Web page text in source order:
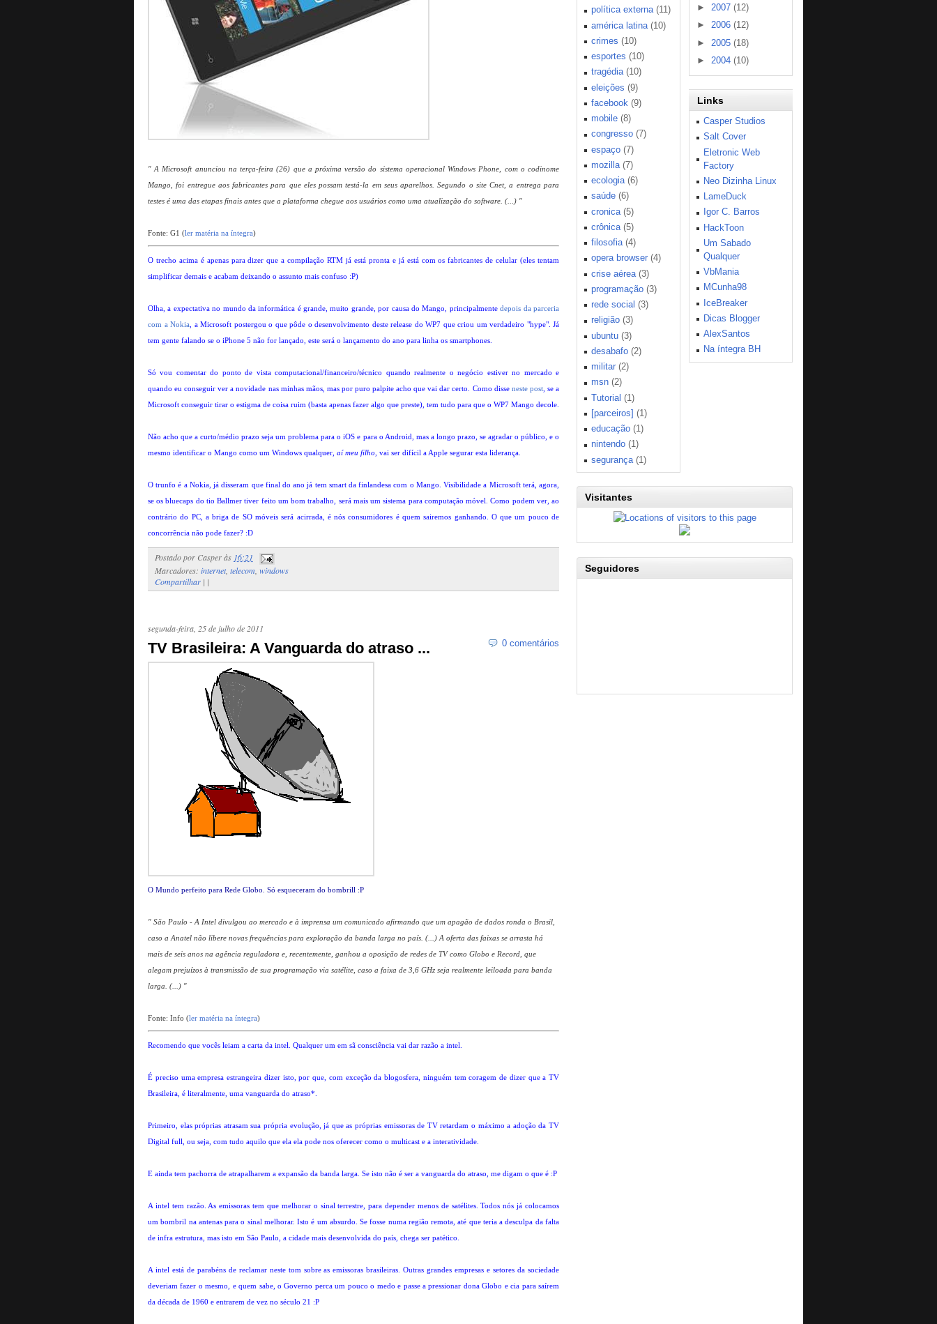
" A Microsoft anunciou na terça-feira (26) que a próxima versão do sistema operacional Windows Phone, com o codinome
Mango, foi entregue aos fabricantes para que eles possam testá-la em seus aparelhos. Segundo o site Cnet, a entrega para
testes é uma das etapas finais antes que a plataforma chegue aos usuários como uma atualização do software. (...) "
Fonte: G1 (ler matéria na íntegra)
O trecho acima é apenas para dizer que a compilação RTM já está pronta e já está com os fabricantes de celular (eles tentam
simplificar demais e acabam deixando o assunto mais confuso :P)
Olha, a expectativa no mundo da informática é grande, muito grande, por causa do Mango, principalmentedepois da parceria
com a Nokia , a Microsoft postergou o que pôde o desenvolvimento deste release do WP7 que criou um verdadeiro "hype". Já
tem gente falando se o iPhone 5 não for lançado, este será o lançamento do ano para linha os smartphones.
Só vou comentar do ponto de vista computacional/financeiro/técnico quando realmente o negócio estiver no mercado e
quando eu conseguir ver a novidade nas minhas mãos, mas por puro palpite acho que vai dar certo. Como disse neste post, se a
Microsoft conseguir tirar o estigma de coisa ruim (basta apenas fazer algo que preste), tem tudo para que o WP7 Mango decole.
Não acho que a curto/médio prazo seja um problema para o iOS e para o Android, mas a longo prazo, se agradar o público, e o
mesmo identificar o Mango como um Windows qualquer, aí meu filho , vai ser difícil a Apple segurar esta liderança.
O trunfo é a Nokia, já disseram que final do ano já tem smart da finlandesa com o Mango. Visibilidade a Microsoft terá, agora,
se os bluecaps do tio Ballmer tiver feito um bom trabalho, será mais um sistema para computação móvel. Como podem ver, ao
contrário do PC, a briga de SO móveis será acirrada, é nós consumidores é quem sairemos ganhando. O que um pouco de
concorrência não pode fazer? :D
Postado por Casperàs 16:21
Marcadores: internet, telecom, windows
Compartilhar | |
segunda-feira, 25 de julho de 2011
0 comentários
TV Brasileira: A Vanguarda do atraso ...
O Mundo perfeito para Rede Globo. Só esqueceram do bombrill :P
" São Paulo - A Intel divulgou ao mercado e à imprensa um comunicado afirmando que um apagão de dados ronda o Brasil,
caso a Anatel não libere novas frequências para exploração da banda larga no país. (...) A oferta das faixas se arrasta há
mais de seis anos na agência reguladora e, recentemente, ganhou a oposição de redes de TV como Globo e Record, que
alegam prejuízos à transmissão de sua programação via satélite, caso a faixa de 3,6 GHz seja realmente leiloada para banda
larga. (...) "
Fonte: Info (ler matéria na íntegra)
Recomendo que vocês leiam a carta da intel. Qualquer um em sã consciência vai dar razão a intel.
É preciso uma empresa estrangeira dizer isto, por que, com exceção da blogosfera, ninguém tem coragem de dizer que a TV
Brasileira, é literalmente, uma vanguarda do atraso*.
Primeiro, elas próprias atrasam sua própria evolução, já que as próprias emissoras de TV retardam o máximo a adoção da TV
Digital full, ou seja, com tudo aquilo que ela ela pode nos oferecer como o multicast e a interatividade.
E ainda tem pachorra de atrapalharem a expansão da banda larga. Se isto não é ser a vanguarda do atraso, me digam o que é :P
A intel tem razão. As emissoras tem que melhorar o sinal terrestre, para depender menos de satélites. Todos nós já colocamos
um bombril na antenas para o sinal melhorar. Isto é um absurdo. Se fosse numa região remota, até que teria a desculpa da falta
de infra estrutura, mas isto em São Paulo, a cidade mais desenvolvida do país, chega ser patético.
A intel está de parabéns de reclamar neste tom sobre as emissoras brasileiras. Outras grandes empresas e setores da sociedade
deveriam fazer o mesmo, e quem sabe, o Governo perca um pouco o medo e passe a pressionar dona Globo e cia para saírem
da década de 1960 e entrarem de vez no século 21 :P
política externa (11)
américa latina (10)
crimes (10)
esportes (10)
tragédia (10)
eleições (9)
facebook (9)
mobile (8)
congresso (7)
espaço (7)
mozilla (7)
ecologia (6)
saúde (6)
cronica (5)
crônica (5)
filosofia (4)
opera browser (4)
crise aérea (3)
programação (3)
rede social (3)
religião (3)
ubuntu (3)
desabafo (2)
militar (2)
msn (2)
Tutorial (1)
[parceiros] (1)
educação (1)
nintendo (1)
segurança (1)
► 2007(12)
►2006(12)
► 2005(18)
►2004(10)
Links
Casper Studios
Salt Cover
Eletronic Web
Factory
Neo Dizinha Linux
LameDuck
Igor C. Barros
HackToon
Um Sabado
Qualquer
VbMania
MCunha98
IceBreaker
Dicas Blogger
AlexSantos
Na íntegra BH
Visitantes
Seguidores